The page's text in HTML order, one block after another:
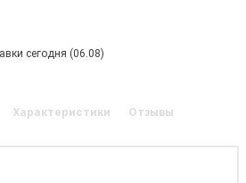
сегодня (06.08)
Характеристики Отзывы